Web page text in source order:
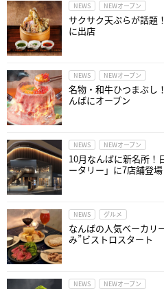
NEWS NEWオープン
サクサク天ぷらが話題
に出店
NEWS NEWオープン
名物・和牛ひつまぶし
んばにオープン
NEWS NEWオープン
10月なんばに新名所！
ータリー」に7店舗登場
NEWS グルメ
なんばの人気ベーカリ
み”ビストロスタート
NEWS NEWオープン